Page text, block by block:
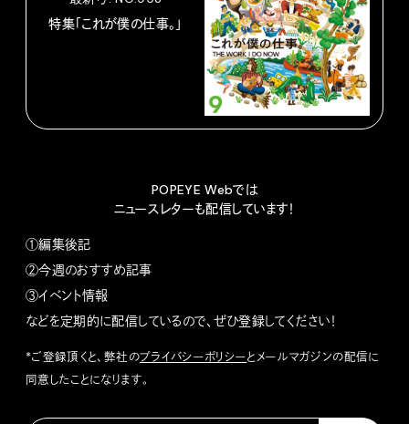
特集「これが僕の仕事。」
POPEYE Webでは
ニュースレターも配信しています！
①編集後記
②今週のおすすめ記事
③イベント情報
などを定期的に配信しているので、ぜひ登録してください！
*ご登録頂くと、弊社のプライバシーポリシーとメールマガジンの配信に
同意したことになります。